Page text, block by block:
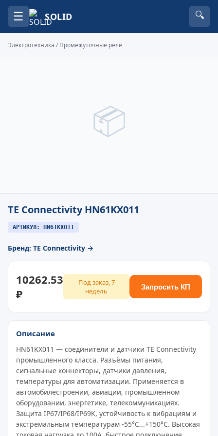
☰ SOLID 🔍
Электротехника /Промежуточные реле
📦
TE Connectivity HN61KX011
АРТИКУЛ: HN61KX011
Бренд: TE Connectivity →
10262.53
₽
Под заказ, 7
недель
Запросить КП
Описание
HN61KX011 — соединители и датчики TE Connectivity
промышленного класса. Разъёмы питания,
сигнальные коннекторы, датчики давления,
температуры для автоматизации. Применяется в
автомобилестроении, авиации, промышленном
оборудовании, энергетике, телекоммуникациях.
Защита IP67/IP68/IP69K, устойчивость к вибрациям и
экстремальным температурам -55°C...+150°C. Высокая